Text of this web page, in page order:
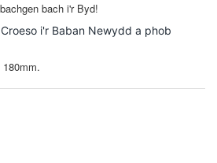
bach i'r Byd!
Croeso i'r Baban Newydd a phob